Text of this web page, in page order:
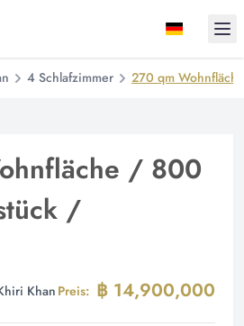
4 Schlafzimmer 270 qm
/ 800
/
Khan Preis: ฿ 14,900,000